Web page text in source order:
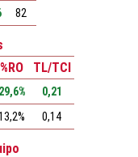
82
%RO TL/TCI
29,6%
0,21
0,14